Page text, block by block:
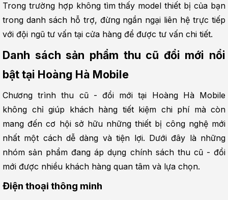
Trong trường hợp không tìm thấy model thiết bị của bạn
trong danh sách hỗ trợ, đừng ngần ngại liên hệ trực tiếp
với đội ngũ tư vấn tại cửa hàng để được tư vấn chi tiết.
Danh sách sản phẩm thu cũ đổi mới nổi
bật tại Hoàng Hà Mobile
Chương trình thu cũ - đổi mới tại Hoàng Hà Mobile
không chỉ giúp khách hàng tiết kiệm chi phí mà còn
mang đến cơ hội sở hữu những thiết bị công nghệ mới
nhất một cách dễ dàng và tiện lợi. Dưới đây là những
nhóm sản phẩm đang áp dụng chính sách thu cũ - đổi
mới được nhiều khách hàng quan tâm và lựa chọn.
Điện thoại thông minh